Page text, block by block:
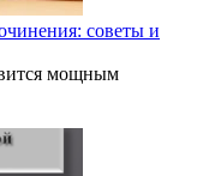
советы и
мощным